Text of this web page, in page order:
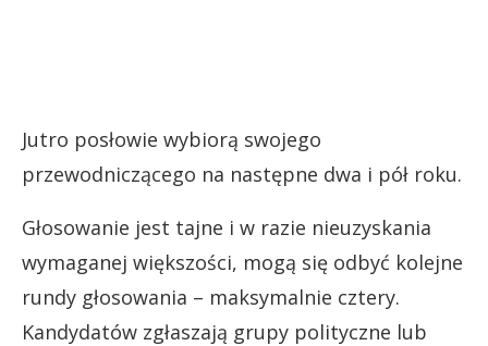
Jutro posłowie wybiorą swojego
przewodniczącego na następne dwa i pół roku.
Głosowanie jest tajne i w razie nieuzyskania
wymaganej większości, mogą się odbyć kolejne
rundy głosowania – maksymalnie cztery.
Kandydatów zgłaszają grupy polityczne lub